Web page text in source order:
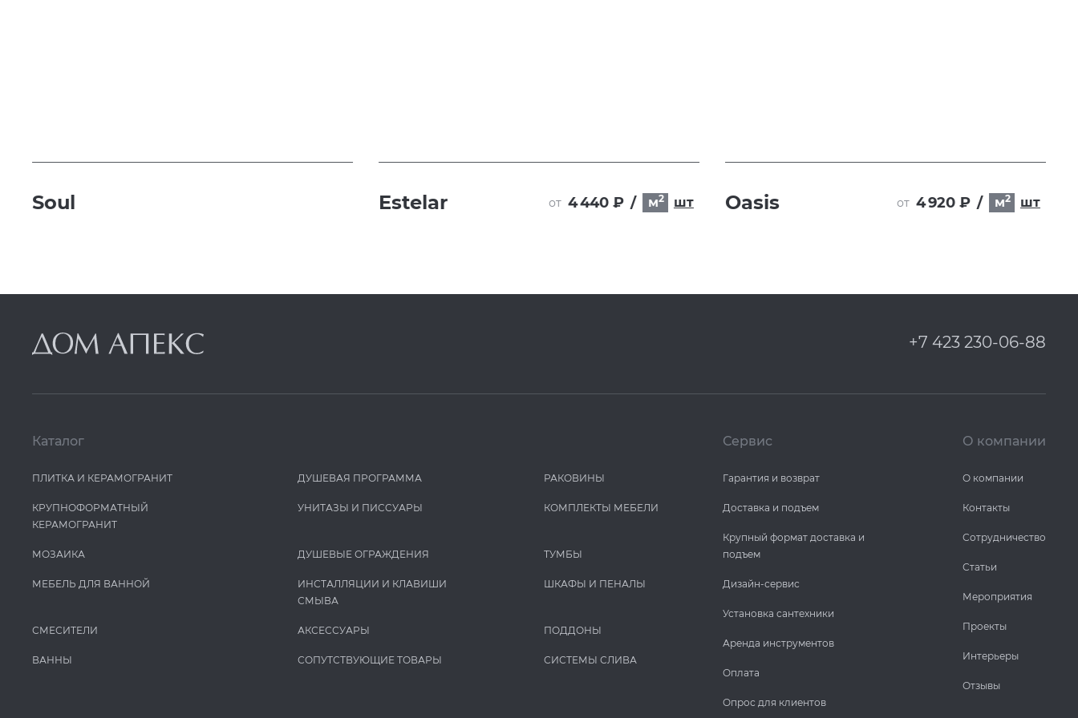
Soul Estelar от 4 440 ₽ / м2 шт Oasis от 4 920 ₽ / м2 шт
+7 423 230-06-88
Каталог
ПЛИТКА И КЕРАМОГРАНИТ
КРУПНОФОРМАТНЫЙ
КЕРАМОГРАНИТ
МОЗАИКА
МЕБЕЛЬ ДЛЯ ВАННОЙ
СМЕСИТЕЛИ
ВАННЫ
ДУШЕВАЯ ПРОГРАММА
УНИТАЗЫ И ПИCCУАРЫ
ДУШЕВЫЕ ОГРАЖДЕНИЯ
ИНСТАЛЛЯЦИИ И КЛАВИШИ
СМЫВА
АКСЕССУАРЫ
СОПУТСТВУЮЩИЕ ТОВАРЫ
РАКОВИНЫ
КОМПЛЕКТЫ МЕБЕЛИ
ТУМБЫ
ШКАФЫ И ПЕНАЛЫ
ПОДДОНЫ
СИСТЕМЫ СЛИВА
Сервис
Гарантия и возврат
Доставка и подъем
Крупный формат доставка и
подъем
Дизайн-сервис
Установка сантехники
Аренда инструментов
Оплата
Опрос для клиентов
О компании
О компании
Контакты
Сотрудничество
Статьи
Мероприятия
Проекты
Интерьеры
Отзывы